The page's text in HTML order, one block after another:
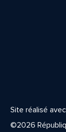
Site réalisé
©2026